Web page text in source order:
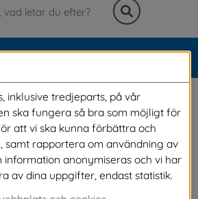
Meny
vara en kyrka, ett museum,
eller en historisk plats. Här
om vart du kan hitta vår
inklusive tredjeparts, på vår
ska fungera så bra som möjligt för
att vi ska kunna förbättra och
samt rapportera om användning av
information anonymiseras och vi har
av dina uppgifter, endast statistik.